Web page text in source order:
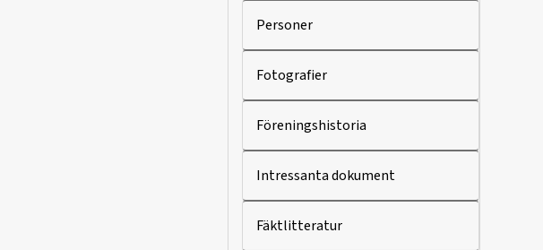
Personer
Fotografier
Föreningshistoria
Intressanta dokument
Fäktlitteratur